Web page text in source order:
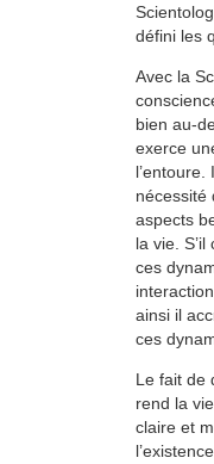
défini les
Avec la
bien au-
exerce
l’entoure.
nécessité
aspects
la vie.
ces
ainsi il
ces
Le fait de
rend la
claire et